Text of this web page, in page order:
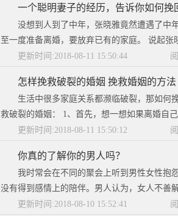
一个聪明妻子的经历，告诉你如何挽
没想到人到了中年，张晓雅竟然遭遇了中
至一度准备离婚，要放弃已有的家庭。 说起
更新时间:2018-08-11 15:50:44
怎样挽救破裂的婚姻 挽救婚姻的方法
生活中很多家庭关系都濒临破裂，那如何
救破裂的婚姻： 1、首先，想一想如果离婚自
更新时间:2018-08-11 15:50:12
你真的了解你的男人吗？
我时常会在不同的聚会上听到男性女性抱
没有得到感情上的陪伴。男人认为，女人不善
更新时间:2018-08-10 15:52:41